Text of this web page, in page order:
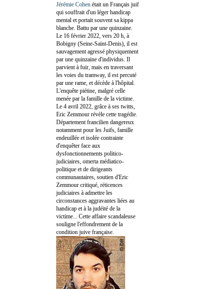
Jérémie Cohen était un Français juif
qui souffrait d'un léger handicap
mental et portait souvent sa kippa
blanche. Battu par une quinzaine.
Le 16 février 2022, vers 20 h, à
Bobigny (Seine-Saint-Denis), il est
sauvagement agressé physiquement
par une quinzaine d'individus. Il
parvient à fuir, mais en traversant
les voies du tramway, il est percuté
par une rame, et décède à l'hôpital.
L'enquête piétine, malgré celle
menée par la famille de la victime.
Le 4 avril 2022, grâce à ses twitts,
Eric Zemmour révèle cette tragédie.
Département francilien dangereux
notamment pour les Juifs, famille
endeuillée et isolée contrainte
d'enquêter face aux
dysfonctionnements politico-
judiciaires, omerta médiatico-
politique et de dirigeants
communautaires, soutien d'Eric
Zemmour critiqué, réticences
judiciaires à admettre les
circonstances aggravantes liées au
handicap et à la judéité de la
victime... Cette affaire scandaleuse
souligne l'effondrement de la
condition juive française.